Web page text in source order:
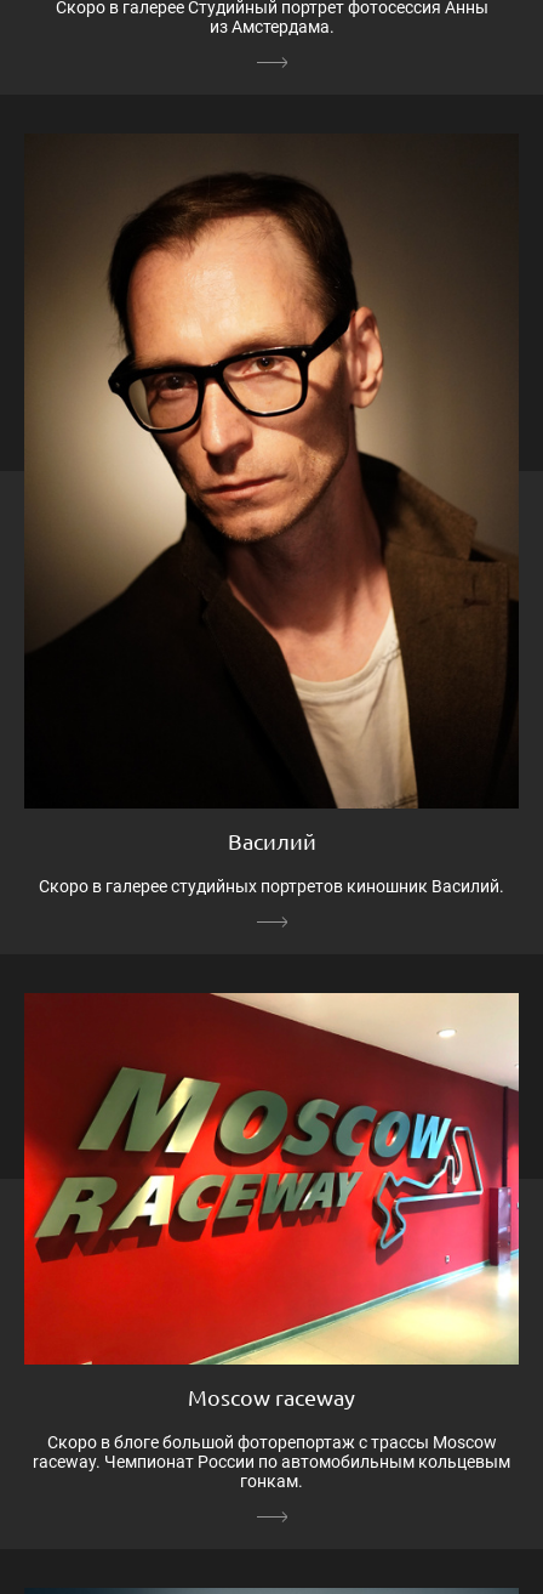
Скоро в галерее Студийный портрет фотосессия Анны
из Амстердама.
Василий
Скоро в галерее студийных портретов киношник Василий.
Moscow raceway
Скоро в блоге большой фоторепортаж с трассы Moscow
raceway. Чемпионат России по автомобильным кольцевым
гонкам.